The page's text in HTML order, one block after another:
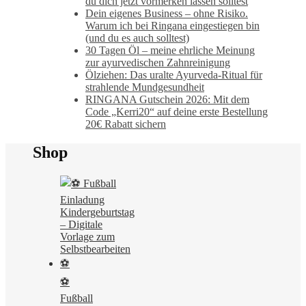
Dein eigenes Business – ohne Risiko.
Warum ich bei Ringana eingestiegen bin
(und du es auch solltest)
30 Tagen Öl – meine ehrliche Meinung
zur ayurvedischen Zahnreinigung
Ölziehen: Das uralte Ayurveda-Ritual für
strahlende Mundgesundheit
RINGANA Gutschein 2026: Mit dem
Code „Kerri20“ auf deine erste Bestellung
20€ Rabatt sichern
Shop
⚽
Fußball